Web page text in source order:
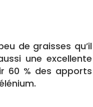
de graisses qu’il
une excellente
60 % des apports